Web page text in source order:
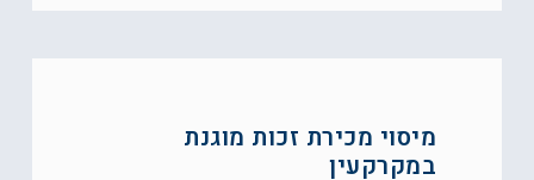
מיסוי מכירת זכות מוגנת
במקרקעין